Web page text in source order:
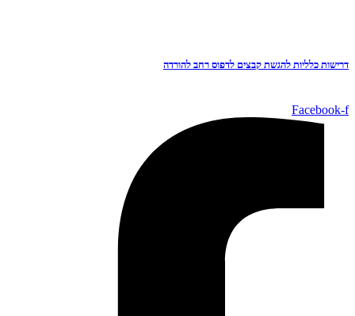
דרישות כלליות להגשת קבצים לדפוס רחב להורדה
Facebook-f